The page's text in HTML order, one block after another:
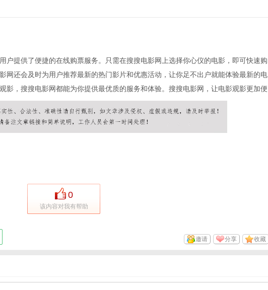
户提供了便捷的在线购票服务。只需在搜搜电影网上选择你心仪的电影，即可快速购
网还会及时为用户推荐最新的热门影片和优惠活动，让你足不出户就能体验最新的电
影，搜搜电影网都能为你提供最优质的服务和体验。搜搜电影网，让电影观影更加便
0
该内容对我有帮助
收藏
分享
邀请